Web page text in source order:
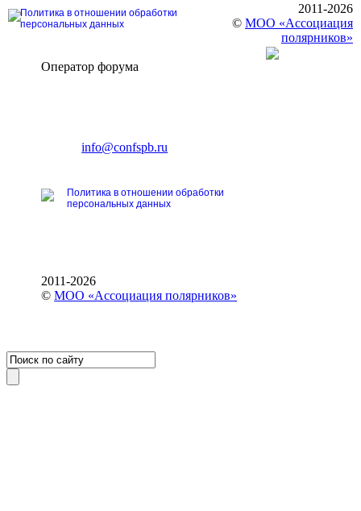
Политика в отношении обработки
персональных данных
2011-2026
© МОО «Ассоциация
полярников»
Оператор форума
E-mail:info@confspb.ru
Политика в отношении обработки
персональных данных
2011-2026
©МОО «Ассоциация полярников»